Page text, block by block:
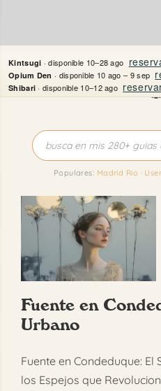
Kintsugi · disponible 10–28 ago
Opium Den · disponible 10 ago – 9 sep
Shibari · disponible 10–12 ago
al
contenido
Quién es
Mi
Populares: Madrid Rio ·
Fuente en
Urbano
Fuente en Condeduque:
los Espejos que